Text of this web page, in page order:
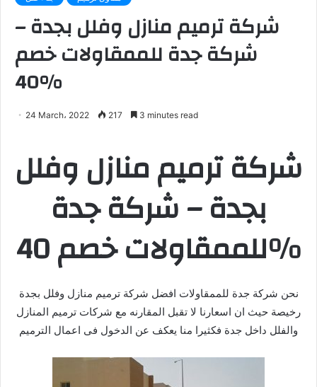
شركة ترميم منازل وفلل بجدة –
شركة جدة للممقاولات خصم
40%
24 March، 2022 217 3 minutes read
شركة ترميم منازل وفلل
بجدة – شركة جدة
للممقاولات خصم 40%
نحن شركة جدة للممقاولات افضل شركة ترميم منازل وفلل بجدة
رخيصة حيث ان اسعارنا لا تقبل المقارنه مع شركات ترميم المنازل
والفلل داخل جدة فكثيرا منا يعكف عن الدخول فى اعمال الترميم